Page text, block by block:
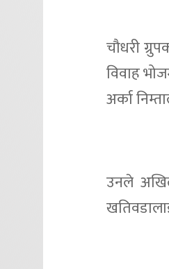
चौधरी
विवाह
अर्का
उनले